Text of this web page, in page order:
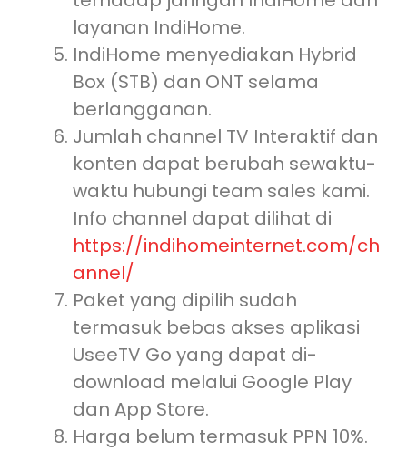
layanan IndiHome.
IndiHome menyediakan Hybrid
Box (STB) dan ONT selama
berlangganan.
Jumlah channel TV Interaktif dan
konten dapat berubah sewaktu-
waktu hubungi team sales kami.
Info channel dapat dilihat di
https://indihomeinternet.com/ch
annel/
Paket yang dipilih sudah
termasuk bebas akses aplikasi
UseeTV Go yang dapat di-
download melalui Google Play
dan App Store.
Harga belum termasuk PPN 10%.